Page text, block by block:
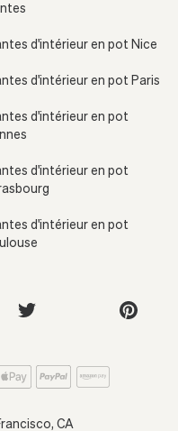
d'intérieur en pot Nice
d'intérieur en pot Paris
d'intérieur en pot
d'intérieur en pot
d'intérieur en pot
CA